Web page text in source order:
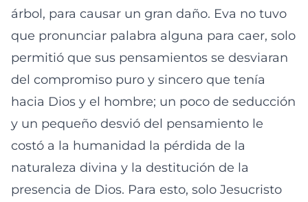
árbol, para causar un gran daño. Eva no tuvo
que pronunciar palabra alguna para caer, solo
permitió que sus pensamientos se desviaran
del compromiso puro y sincero que tenía
hacia Dios y el hombre; un poco de seducción
y un pequeño desvió del pensamiento le
costó a la humanidad la pérdida de la
naturaleza divina y la destitución de la
presencia de Dios. Para esto, solo Jesucristo